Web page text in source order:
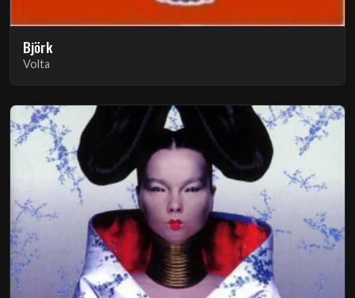
Björk
Volta